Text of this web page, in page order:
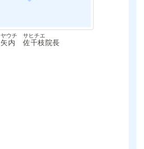
矢内 佐千枝
ヤウチ サヒチエ
院長